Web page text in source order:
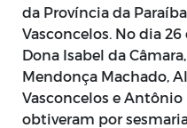
da Província da
Vasconcelos. No dia
Dona Isabel da
Mendonça Machado,
Vasconcelos e Antônio
obtiveram por